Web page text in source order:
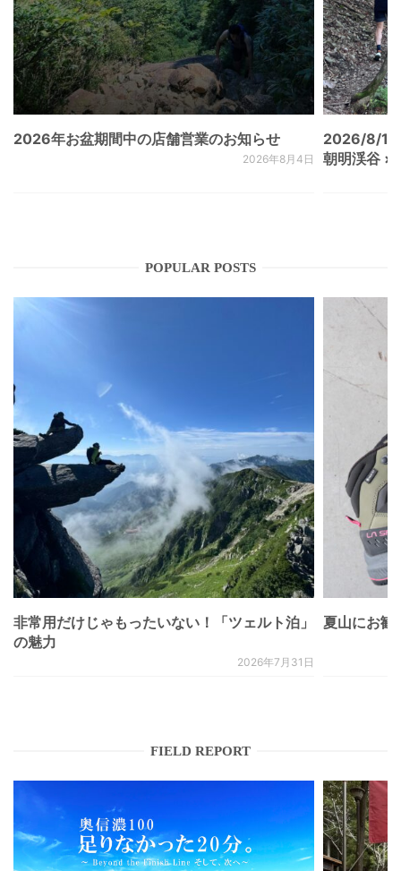
2026年お盆期間中の店舗営業のお知らせ
2026年8月4日
2026/8/
朝明渓谷 ×
POPULAR POSTS
非常用だけじゃもったいない！「ツェルト泊」
の魅力
2026年7月31日
夏山にお
FIELD REPORT